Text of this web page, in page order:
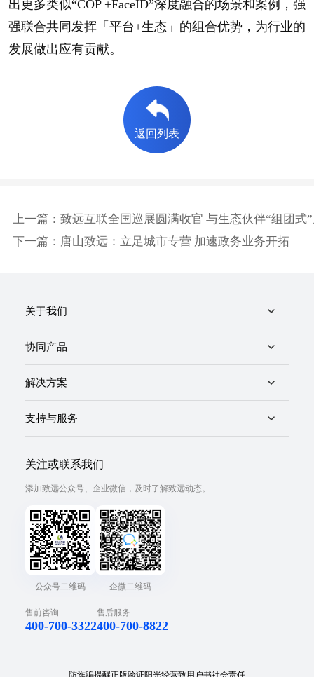
出更多类似“COP +FaceID”深度融合的场景和案例，强
强联合共同发挥「平台+生态」的组合优势，为行业的
发展做出应有贡献。
返回列表
上一篇：致远互联全国巡展圆满收官 与生态伙伴“组团式
下一篇：唐山致远：立足城市专营 加速政务业务开拓
关于我们
协同产品
解决方案
支持与服务
关注或联系我们
添加致远公众号、企业微信，及时了解致远动态。
公众号二维码 企微二维码
售前咨询
400-700-3322
售后服务
400-700-8822
防诈骗提醒正版验证阳光经营致用户书社会责任